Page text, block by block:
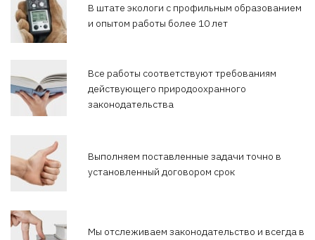
В штате экологи с профильным образованием
и опытом работы более 10 лет
Все работы соответствуют требованиям
действующего природоохранного
законодательства
Выполняем поставленные задачи точно в
установленный договором срок
Мы отслеживаем законодательство и всегда в